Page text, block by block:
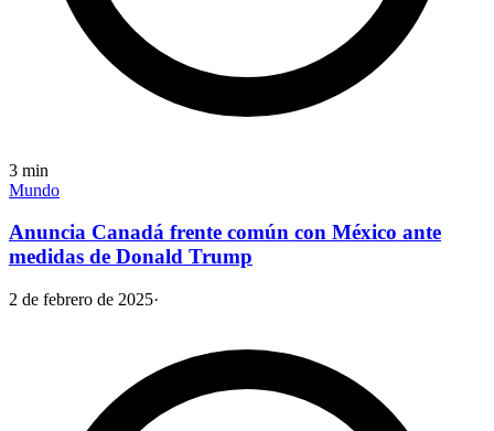
3 min
Mundo
Anuncia Canadá frente común con México ante
medidas de Donald Trump
2 de febrero de 2025·